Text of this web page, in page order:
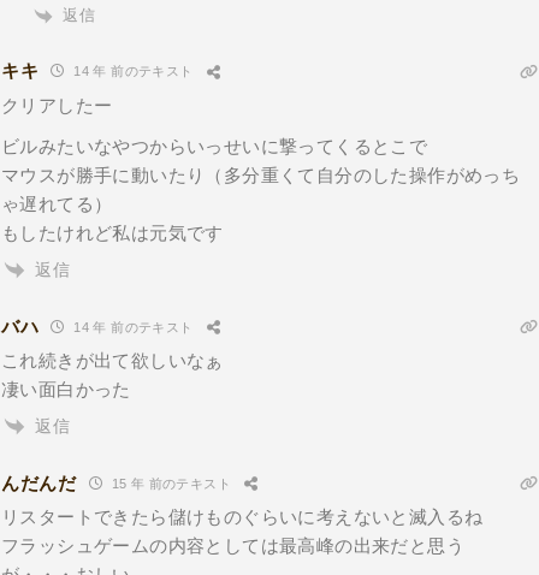
返信
キキ 14 年 前のテキスト
クリアしたー
ビルみたいなやつからいっせいに撃ってくるとこで
マウスが勝手に動いたり（多分重くて自分のした操作がめっち
ゃ遅れてる）
もしたけれど私は元気です
返信
バハ 14 年 前のテキスト
これ続きが出て欲しいなぁ
凄い面白かった
返信
んだんだ 15 年 前のテキスト
リスタートできたら儲けものぐらいに考えないと滅入るね
フラッシュゲームの内容としては最高峰の出来だと思う